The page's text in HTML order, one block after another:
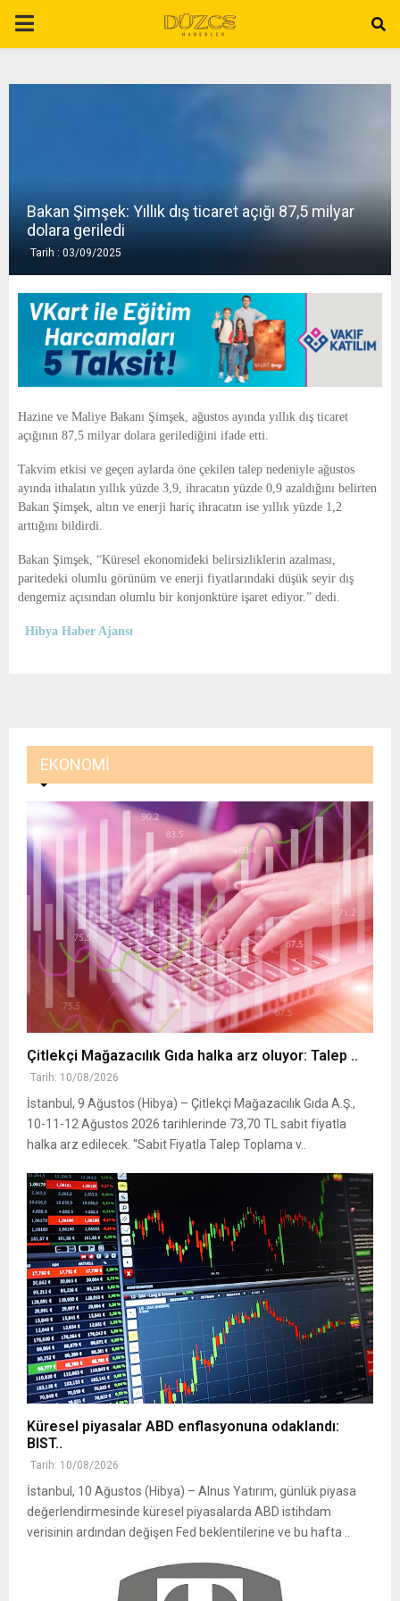
P
A
E
U
Bakan Şimşek: Yıllık dış ticaret açığı 87,5 milyar
dolara geriledi
Tarih : 03/09/2025
Hazine ve Maliye Bakanı Şimşek, ağustos ayında yıllık dış ticaret
açığının 87,5 milyar dolara gerilediğini ifade etti.
Takvim etkisi ve geçen aylarda öne çekilen talep nedeniyle ağustos
ayında ithalatın yıllık yüzde 3,9, ihracatın yüzde 0,9 azaldığını belirten
Bakan Şimşek, altın ve enerji hariç ihracatın ise yıllık yüzde 1,2
arttığını bildirdi.
Bakan Şimşek, “Küresel ekonomideki belirsizliklerin azalması,
paritedeki olumlu görünüm ve enerji fiyatlarındaki düşük seyir dış
dengemiz açısından olumlu bir konjonktüre işaret ediyor.” dedi.
Hibya Haber Ajansı
EKONOMI
Çitlekçi Mağazacılık Gıda halka arz oluyor: Talep ..
Tarih: 10/08/2026
İstanbul, 9 Ağustos (Hibya) – Çitlekçi Mağazacılık Gıda A.Ş.,
10-11-12 Ağustos 2026 tarihlerinde 73,70 TL sabit fiyatla
halka arz edilecek. “Sabit Fiyatla Talep Toplama v..
Küresel piyasalar ABD enflasyonuna odaklandı:
BIST..
Tarih: 10/08/2026
İstanbul, 10 Ağustos (Hibya) – Alnus Yatırım, günlük piyasa
değerlendirmesinde küresel piyasalarda ABD istihdam
verisinin ardından değişen Fed beklentilerine ve bu hafta ..